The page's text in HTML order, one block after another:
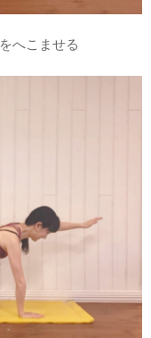
へこませる